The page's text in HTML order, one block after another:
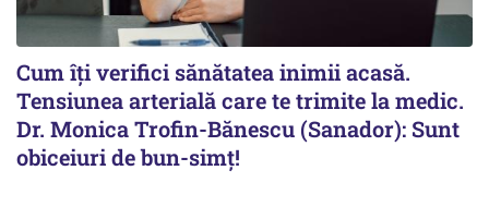
Cum îți verifici sănătatea inimii acasă.
Tensiunea arterială care te trimite la medic.
Dr. Monica Trofin-Bănescu (Sanador): Sunt
obiceiuri de bun-simț!